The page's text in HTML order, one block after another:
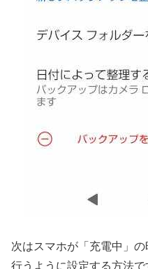
次はスマホが「充電中」
行うように設定する方法